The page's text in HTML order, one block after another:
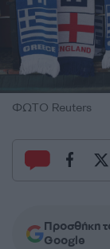
ΦΩΤΟ Reuters
Προσθήκη
Google